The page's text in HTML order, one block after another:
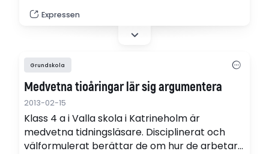
kvinna som hjälpte henne hem.
Expressen
Grundskola
Medvetna tioåringar lär sig argumentera
2013-02-15
Klass 4 a i Valla skola i Katrineholm är
medvetna tidningsläsare. Disciplinerat och
välformulerat berättar de om hur de arbetar